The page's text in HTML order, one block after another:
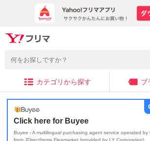
カテゴリから探す ブ
Click here for Buyee
Buyee - A multilingual purchasing agent service operated